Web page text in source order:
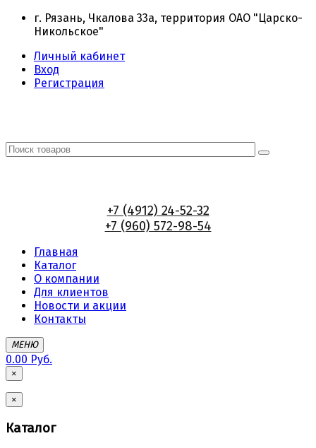
г. Рязань, Чкалова 33а, территория ОАО "Царско-
Никольское"
Личный кабинет
Вход
Регистрация
+7 (4912) 24-52-32
+7 (960) 572-98-54
Главная
Каталог
О компании
Для клиентов
Новости и акции
Контакты
МЕНЮ
0.00 Руб.
×
×
Каталог